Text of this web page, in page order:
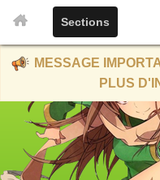
Sections
MESSAGE
PLUS